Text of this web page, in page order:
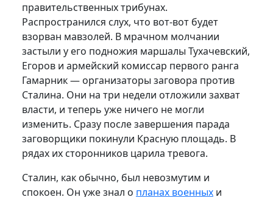
правительственных трибунах.
Распространился слух, что вот-вот будет
взорван мавзо­лей. В мрачном молчании
застыли у его подножия маршалы Тухачев­ский,
Егоров и армейский комиссар первого ранга
Гамарник — органи­заторы заговора против
Сталина. Они на три недели отложили зах­ват
власти, и теперь уже ничего не могли
изменить. Сразу после за­вершения парада
заговорщики покинули Красную площадь. В
рядах их сторонников царила тревога.
Сталин, как обычно, был не­возмутим и
спокоен. Он уже знал о планах военных и